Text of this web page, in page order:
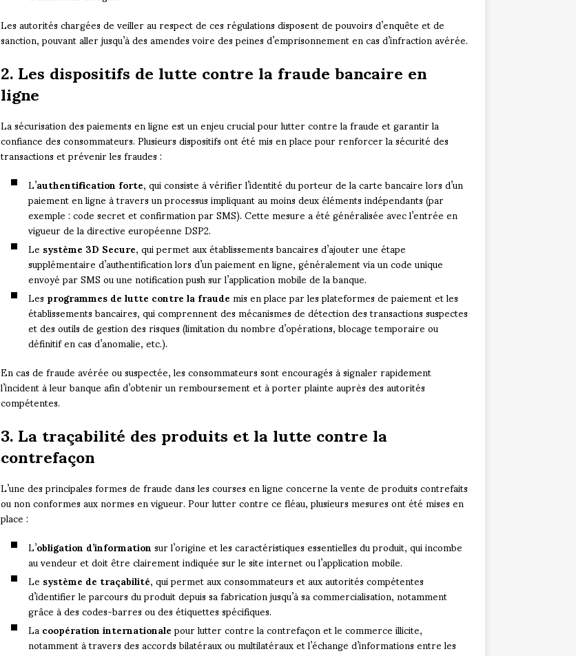
Les autorités chargées de veiller au respect de ces régulations disposent de pouvoirs d’enquête et de
sanction, pouvant aller jusqu’à des amendes voire des peines d’emprisonnement en cas d’infraction avérée.
2. Les dispositifs de lutte contre la fraude bancaire en
ligne
La sécurisation des paiements en ligne est un enjeu crucial pour lutter contre la fraude et garantir la
confiance des consommateurs. Plusieurs dispositifs ont été mis en place pour renforcer la sécurité des
transactions et prévenir les fraudes :
L’authentification forte, qui consiste à vérifier l’identité du porteur de la carte bancaire lors d’un
paiement en ligne à travers un processus impliquant au moins deux éléments indépendants (par
exemple : code secret et confirmation par SMS). Cette mesure a été généralisée avec l’entrée en
vigueur de la directive européenne DSP2.
Lesystème 3D Secure, qui permet aux établissements bancaires d’ajouter une étape
supplémentaire d’authentification lors d’un paiement en ligne, généralement via un code unique
envoyé par SMS ou une notification push sur l’application mobile de la banque.
Lesprogrammes de lutte contre la fraudemis en place par les plateformes de paiement et les
établissements bancaires, qui comprennent des mécanismes de détection des transactions suspectes
et des outils de gestion des risques (limitation du nombre d’opérations, blocage temporaire ou
définitif en cas d’anomalie, etc.).
En cas de fraude avérée ou suspectée, les consommateurs sont encouragés à signaler rapidement
l’incident à leur banque afin d’obtenir un remboursement et à porter plainte auprès des autorités
compétentes.
3. La traçabilité des produits et la lutte contre la
contrefaçon
L’une des principales formes de fraude dans les courses en ligne concerne la vente de produits contrefaits
ou non conformes aux normes en vigueur. Pour lutter contre ce fléau, plusieurs mesures ont été mises en
place :
L’obligation d’informationsur l’origine et les caractéristiques essentielles du produit, qui incombe
au vendeur et doit être clairement indiquée sur le site internet ou l’application mobile.
Lesystème de traçabilité, qui permet aux consommateurs et aux autorités compétentes
d’identifier le parcours du produit depuis sa fabrication jusqu’à sa commercialisation, notamment
grâce à des codes-barres ou des étiquettes spécifiques.
Lacoopération internationalepour lutter contre la contrefaçon et le commerce illicite,
notamment à travers des accords bilatéraux ou multilatéraux et l’échange d’informations entre les